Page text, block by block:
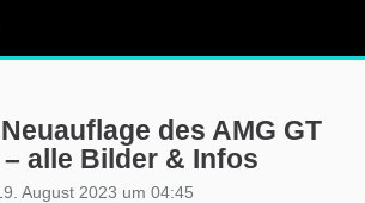
des AMG GT
alle Bilder & Infos
August 2023 um 04:45